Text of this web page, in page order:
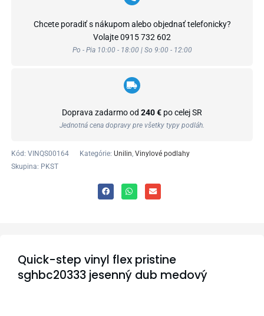
Chcete poradiť s nákupom alebo objednať telefonicky?
Volajte0915 732 602
Po - Pia 10:00 - 18:00 | So 9:00 - 12:00
Doprava zadarmo od 240 € po celej SR
Jednotná cena dopravy pre všetky typy podláh.
Kód: VINQS00164 Kategórie: Unilin, Vinylové podlahy
Skupina: PKST
Quick-step vinyl flex pristine
sghbc20333 jesenný dub medový